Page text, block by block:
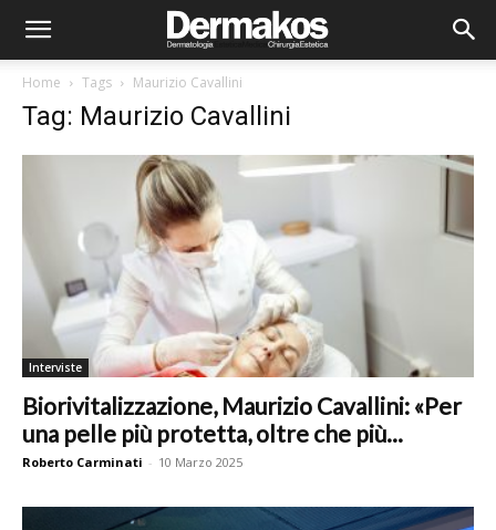
Home Tags Maurizio Cavallini
Tag: Maurizio Cavallini
Interviste
Biorivitalizzazione, Maurizio Cavallini: «Per
una pelle più protetta, oltre che più...
Roberto Carminati - 10 Marzo 2025